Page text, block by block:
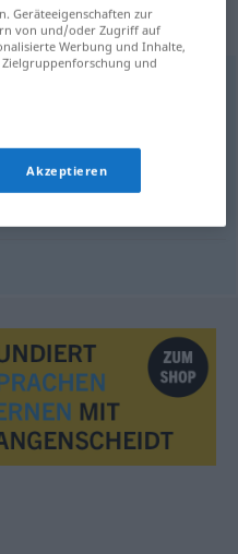
Geräteeigenschaften zur
von und/oder Zugriff auf
Werbung und Inhalte,
und
Akzeptieren